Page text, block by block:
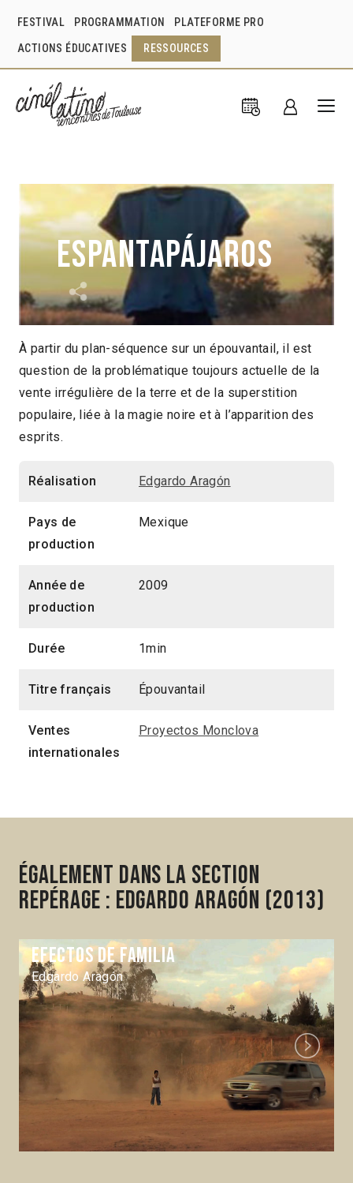
FESTIVAL PROGRAMMATION PLATEFORME PRO
ACTIONS ÉDUCATIVES RESSOURCES
Espantapájaros
Edgardo Aragón Mexique 2009
1min
2013 > Repérage : Edgardo Aragón
2013 > Séances spéciales
À partir du plan-séquence sur un épouvantail, il est
question de la problématique toujours actuelle de la
vente irrégulière de la terre et de la superstition
populaire, liée à la magie noire et à l’apparition des
esprits.
Réalisation Edgardo Aragón
Pays de
production
Mexique
Année de
production
2009
Durée 1min
Titre français Épouvantail
Ventes
internationales
Proyectos Monclova
Également dans la section
Repérage : Edgardo Aragón (2013)
Efectos de familia
Edgardo Aragón
Next